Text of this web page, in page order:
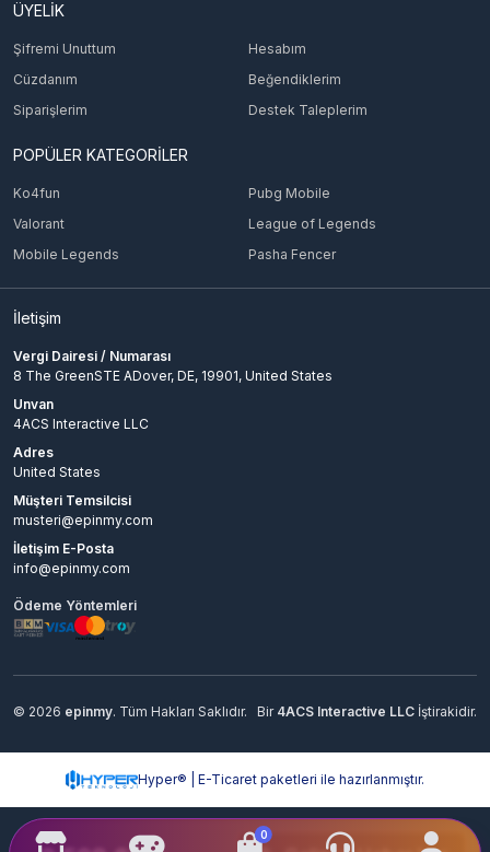
0
ÜYELİK
Şifremi Unuttum
Hesabım
Cüzdanım
Beğendiklerim
Siparişlerim
Destek Taleplerim
POPÜLER KATEGORİLER
Ko4fun
Pubg Mobile
Valorant
League of Legends
Mobile Legends
Pasha Fencer
İletişim
Vergi Dairesi / Numarası
8 The GreenSTE ADover, DE, 19901, United States
Unvan
4ACS Interactive LLC
Adres
United States
Müşteri Temsilcisi
musteri@epinmy.com
İletişim E-Posta
info@epinmy.com
Ödeme Yöntemleri
© 2026 epinmy. Tüm Hakları Saklıdır. Bir 4ACS Interactive LLC İştirakidir.
Hyper® | E-Ticaret paketleri ile hazırlanmıştır.